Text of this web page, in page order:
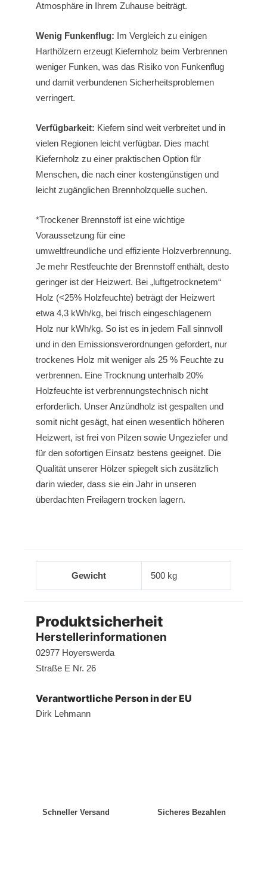
Atmosphäre in Ihrem Zuhause beiträgt.
Wenig Funkenflug: Im Vergleich zu einigen
Harthölzern erzeugt Kiefernholz beim Verbrennen
weniger Funken, was das Risiko von Funkenflug
und damit verbundenen Sicherheitsproblemen
verringert.
Verfügbarkeit: Kiefern sind weit verbreitet und in
vielen Regionen leicht verfügbar. Dies macht
Kiefernholz zu einer praktischen Option für
Menschen, die nach einer kostengünstigen und
leicht zugänglichen Brennholzquelle suchen.
*Trockener Brennstoff ist eine wichtige
Voraussetzung für eine
umweltfreundliche und effiziente Holzverbrennung.
Je mehr Restfeuchte der Brennstoff enthält, desto
geringer ist der Heizwert. Bei „luftgetrocknetem“
Holz (<25% Holzfeuchte) beträgt der Heizwert
etwa 4,3 kWh/kg, bei frisch eingeschlagenem
Holz nur kWh/kg. So ist es in jedem Fall sinnvoll
und in den Emissionsverordnungen gefordert, nur
trockenes Holz mit weniger als 25 % Feuchte zu
verbrennen. Eine Trocknung unterhalb 20%
Holzfeuchte ist verbrennungstechnisch nicht
erforderlich. Unser Anzündholz ist gespalten und
somit nicht gesägt, hat einen wesentlich höheren
Heizwert, ist frei von Pilzen sowie Ungeziefer und
für den sofortigen Einsatz bestens geeignet. Die
Qualität unserer Hölzer spiegelt sich zusätzlich
darin wieder, dass sie ein Jahr in unseren
überdachten Freilagern trocken lagern.
Gewicht 500 kg
Produktsicherheit
Herstellerinformationen
02977 Hoyerswerda
Straße E Nr. 26
Verantwortliche Person in der EU
Dirk Lehmann
Schneller Versand Sicheres Bezahlen